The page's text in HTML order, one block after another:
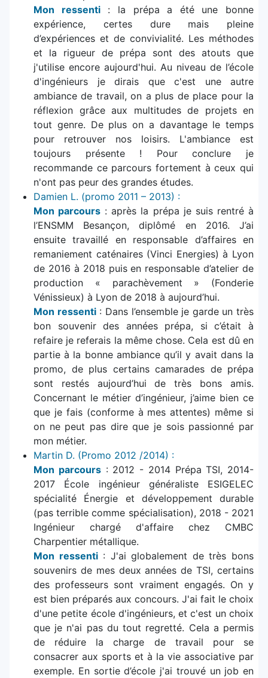
Mon ressenti: la prépa a été une bonne
expérience, certes dure mais pleine
d’expériences et de convivialité. Les méthodes
et la rigueur de prépa sont des atouts que
j'utilise encore aujourd'hui. Au niveau de l’école
d'ingénieurs je dirais que c'est une autre
ambiance de travail, on a plus de place pour la
réflexion grâce aux multitudes de projets en
tout genre. De plus on a davantage le temps
pour retrouver nos loisirs. L'ambiance est
toujours présente ! Pour conclure je
recommande ce parcours fortement à ceux qui
n'ont pas peur des grandes études.
Damien L. (promo 2011 – 2013) :
Mon parcours : après la prépa je suis rentré à
l’ENSMM Besançon, diplômé en 2016. J’ai
ensuite travaillé en responsable d’affaires en
remaniement caténaires (Vinci Energies) à Lyon
de 2016 à 2018 puis en responsable d’atelier de
production « parachèvement » (Fonderie
Vénissieux) à Lyon de 2018 à aujourd’hui.
Mon ressenti: Dans l’ensemble je garde un très
bon souvenir des années prépa, si c’était à
refaire je referais la même chose. Cela est dû en
partie à la bonne ambiance qu’il y avait dans la
promo, de plus certains camarades de prépa
sont restés aujourd’hui de très bons amis.
Concernant le métier d’ingénieur, j’aime bien ce
que je fais (conforme à mes attentes) même si
on ne peut pas dire que je sois passionné par
mon métier.
Martin D. (Promo 2012 /2014) :
Mon parcours: 2012 - 2014 Prépa TSI, 2014-
2017 École ingénieur généraliste ESIGELEC
spécialité Énergie et développement durable
(pas terrible comme spécialisation), 2018 - 2021
Ingénieur chargé d'affaire chez CMBC
Charpentier métallique.
Mon ressenti: J'ai globalement de très bons
souvenirs de mes deux années de TSI, certains
des professeurs sont vraiment engagés. On y
est bien préparés aux concours. J'ai fait le choix
d'une petite école d'ingénieurs, et c'est un choix
que je n'ai pas du tout regretté. Cela a permis
de réduire la charge de travail pour se
consacrer aux sports et à la vie associative par
exemple. En sortie d’école j'ai trouvé un job en